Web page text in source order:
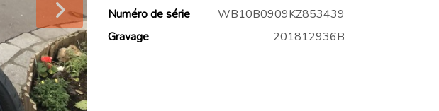
Numéro de série
WB10B0909KZ853439
Gravage
201812936B